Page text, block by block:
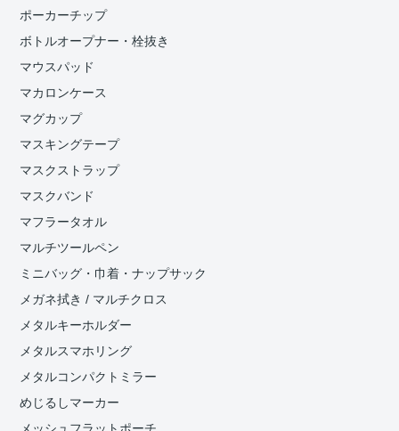
ポーカーチップ
ボトルオープナー・栓抜き
マウスパッド
マカロンケース
マグカップ
マスキングテープ
マスクストラップ
マスクバンド
マフラータオル
マルチツールペン
ミニバッグ・巾着・ナップサック
メガネ拭き / マルチクロス
メタルキーホルダー
メタルスマホリング
メタルコンパクトミラー
めじるしマーカー